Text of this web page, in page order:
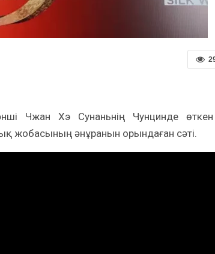
Чжан Хэ Сунаньнің Чунцинде
жобасының әнұранын орындаған сәті.